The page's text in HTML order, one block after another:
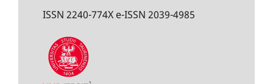
ISSN 2240-774X e-ISSN 2039-4985